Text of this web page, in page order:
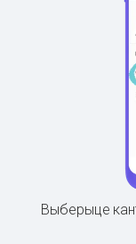
Выберыце